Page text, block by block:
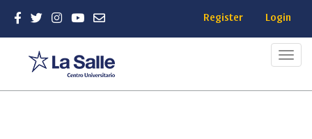
Register Login